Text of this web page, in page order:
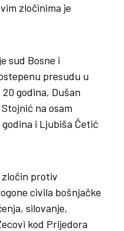
zločinima je
sud Bosne i
presudu u
godina, Dušan
na osam
i Ljubiša Četić
zločin protiv
civila bošnjačke
silovanje,
kod Prijedora